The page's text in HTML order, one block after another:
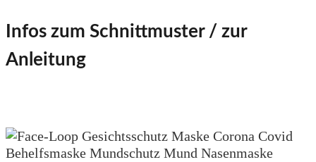
Infos zum Schnittmuster / zur
Anleitung